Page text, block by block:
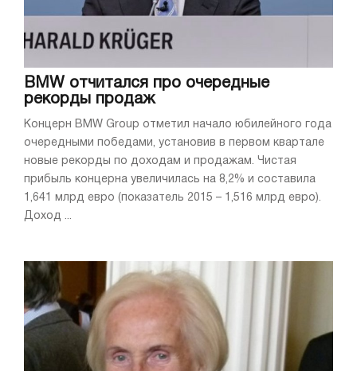
BMW отчитался про очередные
рекорды продаж
Концерн BMW Group отметил начало юбилейного года
очередными победами, установив в первом квартале
новые рекорды по доходам и продажам. Чистая
прибыль концерна увеличилась на 8,2% и составила
1,641 млрд евро (показатель 2015 – 1,516 млрд евро).
Доход ...